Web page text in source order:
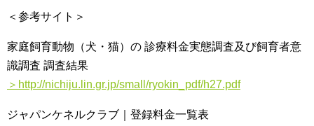
＜参考サイト＞
家庭飼育動物（犬・猫）の 診療料金実態調査及び飼育者意
識調査 調査結果
＞http://nichiju.lin.gr.jp/small/ryokin_pdf/h27.pdf
ジャパンケネルクラブ｜登録料金一覧表